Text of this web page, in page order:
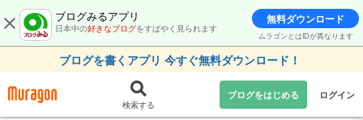
ブログみるアプリ
日本中の好きなブログをすばやく見られます
無料ダウンロード
ムラゴンとはIDが異なります
ブログを書くアプリ 今すぐ無料ダウンロード！
検索する
ブログをはじめる ログイン